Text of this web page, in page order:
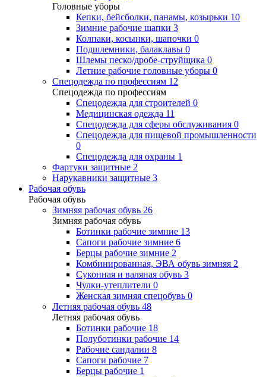
Головные уборы
Кепки, бейсболки, панамы, козырьки 10
Зимние рабочие шапки 3
Колпаки, косынки, шапочки 0
Подшлемники, балаклавы 0
Шлемы песко/дробе-струйщика 0
Летние рабочие головные уборы 0
Спецодежда по профессиям 12
Спецодежда по профессиям
Спецодежда для строителей 0
Медицинская одежда 11
Спецодежда для сферы обслуживания 0
Спецодежда для пищевой промышленности
0
Спецодежда для охраны 1
Фартуки защитные 2
Нарукавники защитные 3
Рабочая обувь
Рабочая обувь
Зимняя рабочая обувь 26
Зимняя рабочая обувь
Ботинки рабочие зимние 13
Сапоги рабочие зимние 6
Берцы рабочие зимние 2
Комбинированная, ЭВА обувь зимняя 2
Суконная и валяная обувь 3
Чулки-утеплители 0
Женская зимняя спецобувь 0
Летняя рабочая обувь 48
Летняя рабочая обувь
Ботинки рабочие 18
Полуботинки рабочие 14
Рабочие сандалии 8
Сапоги рабочие 7
Берцы рабочие 1